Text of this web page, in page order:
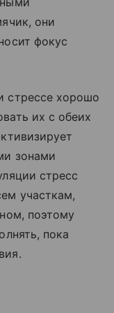
они
фокус
стрессе хорошо
их с обеих
зонами
стресс
участкам,
поэтому
пока